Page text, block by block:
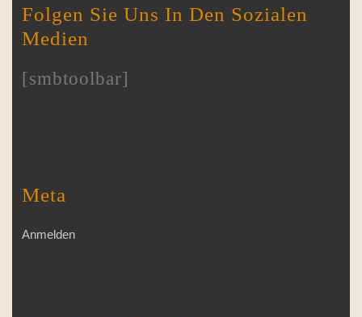
Folgen Sie Uns In Den Sozialen
Medien
[smbtoolbar]
Meta
Anmelden